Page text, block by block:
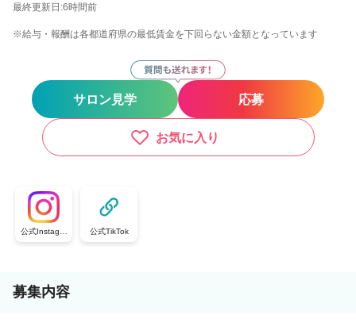
最終更新日:6時間前
※給与・報酬は各都道府県の最低賃金を下回らない金額となっています
サロン見学 応募
お気に入り
公式Instagra
m
公式TikTok
募集内容